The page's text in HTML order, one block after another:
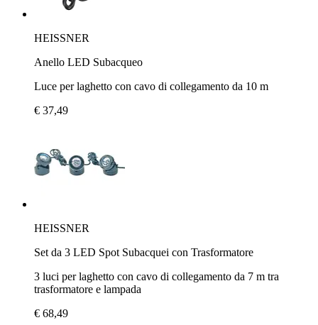
HEISSNER
Anello LED Subacqueo
Luce per laghetto con cavo di collegamento da 10 m
€ 37,49
HEISSNER
Set da 3 LED Spot Subacquei con Trasformatore
3 luci per laghetto con cavo di collegamento da 7 m tra
trasformatore e lampada
€ 68,49